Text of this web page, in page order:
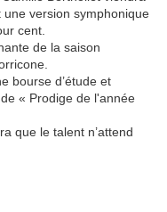
version symphonique
cent.
de la saison
bourse d’étude et
« Prodige de l'année
que le talent n’attend